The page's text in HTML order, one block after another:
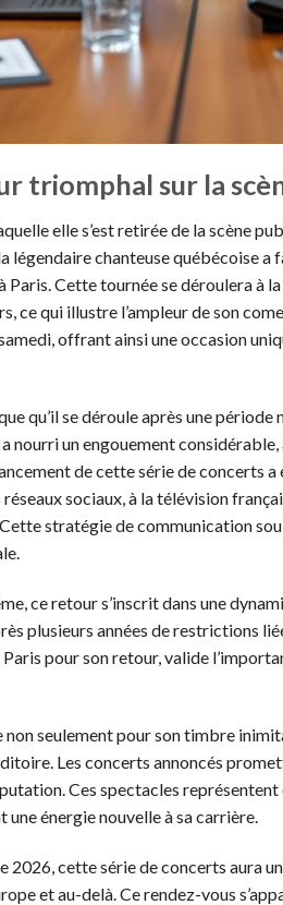
triomphal sur la
elle s’est retirée de la scène
légendaire chanteuse québécoise
Cette tournée se déroulera à
ce qui illustre l’ampleur de son
offrant ainsi une occasion
qu’il se déroule après une
nourri un engouement
de cette série de concerts
sociaux, à la télévision
stratégie de communication
ce retour s’inscrit dans une
plusieurs années de restrictions
pour son retour, valide
seulement pour son timbre
Les concerts annoncés
Ces spectacles
énergie nouvelle à sa carrière.
2026, cette série de concerts aura
et au-delà. Ce rendez-vous